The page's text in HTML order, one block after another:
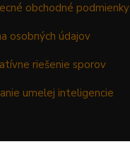
obchodné podmienky
osobných údajov
riešenie sporov
umelej inteligencie